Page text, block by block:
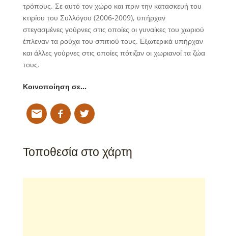
τρόπους. Σε αυτό τον χώρο και πριν την κατασκευή του
κτιρίου του Συλλόγου (2006-2009), υπήρχαν
στεγασμένες γούρνες στις οποίες οι γυναίκες του χωριού
έπλεναν τα ρούχα του σπιτιού τους. Εξωτερικά υπήρχαν
και άλλες γούρνες στις οποίες πότιζαν οι χωριανοί τα ζώα
τους.
Κοινοποίηση σε…
Τοποθεσία στο χάρτη